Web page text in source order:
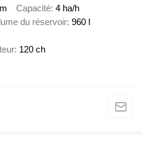
Capacité 4 ha/h
du réservoir 960 l
120 ch